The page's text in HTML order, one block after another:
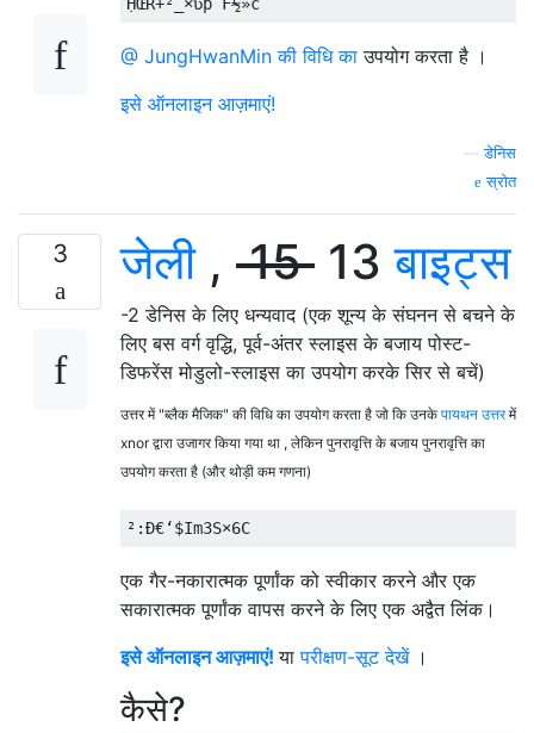
@ JungHwanMin की विधि का उपयोग करता है ।
इसे ऑनलाइन आज़माएं!
—डेनिस
स्रोत
3 जेली, 15 13बाइट्स
-2 डेनिस के लिए धन्यवाद (एक शून्य के संघनन से बचने के
लिए बस वर्ग वृद्धि, पूर्व-अंतर स्लाइस के बजाय पोस्ट-
डिफरेंस मोडुलो-स्लाइस का उपयोग करके सिर से बचें)
उत्तर में "ब्लैक मैजिक" की विधि का उपयोग करता है जो कि उनके पायथन उत्तरमें
xnor द्वारा उजागर किया गया था , लेकिन पुनरावृत्ति के बजाय पुनरावृत्ति का
उपयोग करता है (और थोड़ी कम गणना)
एक गैर-नकारात्मक पूर्णांक को स्वीकार करने और एक
सकारात्मक पूर्णांक वापस करने के लिए एक अद्वैत लिंक।
इसे ऑनलाइन आज़माएं!या परीक्षण-सूट देखें।
कैसे?